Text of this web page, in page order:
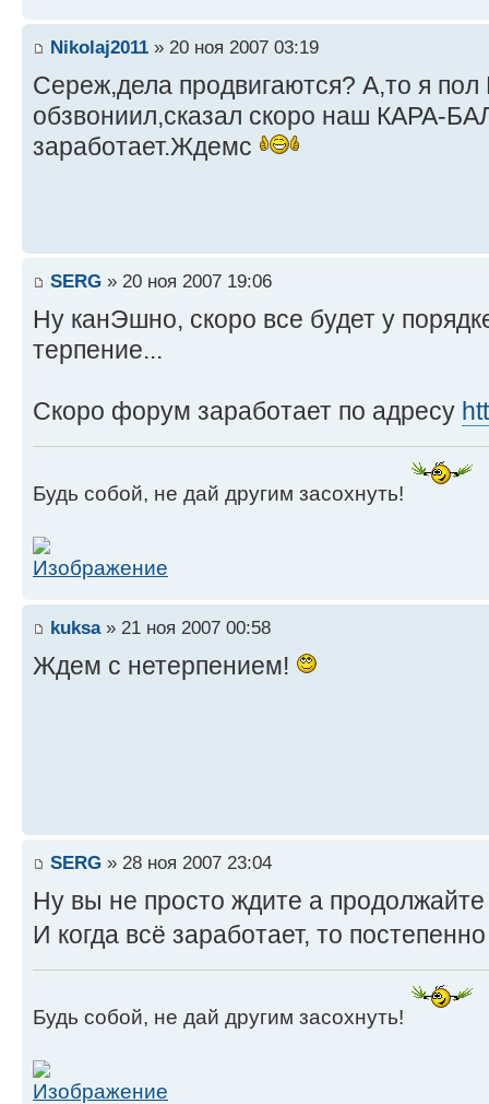
Nikolaj2011 » 20 ноя 2007 03:19
Cереж,дела продвигаются? А,то я пол
обзвониил,сказал скоро наш КАРА-
заработает.Ждемс
SERG » 20 ноя 2007 19:06
Ну канЭшно, скоро все будет у
терпение...
Скоро форум заработает по адресу
Будь собой, не дай другим засохнуть!
kuksa» 21 ноя 2007 00:58
Ждем с нетерпением!
SERG » 28 ноя 2007 23:04
Ну вы не просто ждите а
И когда всё заработает, то
Будь собой, не дай другим засохнуть!